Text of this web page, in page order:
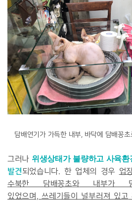
담배연기가 가득한 내부, 바닥에 담배꽁
그러나 위생상태가 불량하고 사육환
발견되었습니다. 한 업체의 경우 업
수북한 담배꽁초와내부가 담
있었으며,쓰레기들이 널부러져 있고